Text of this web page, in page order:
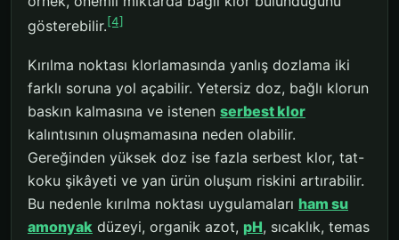
gösterebilir.[4]
Kırılma noktası klorlamasında yanlış dozlama iki
farklı soruna yol açabilir. Yetersiz doz, bağlı klorun
baskın kalmasına ve istenen serbest klor
kalıntısının oluşmamasına neden olabilir.
Gereğinden yüksek doz ise fazla serbest klor, tat-
koku şikâyeti ve yan ürün oluşum riskini artırabilir.
Bu nedenle kırılma noktası uygulamaları ham su
amonyak düzeyi, organik azot, pH, sıcaklık, temas